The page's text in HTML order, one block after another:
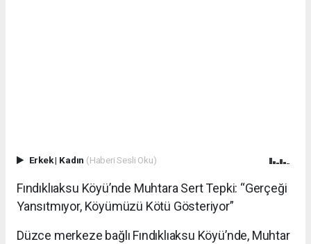
Erkek| Kadın (Haberi Sesli Oku)
Fındıklıaksu Köyü’nde Muhtara Sert Tepki: “Gerçeği
Yansıtmıyor, Köyümüzü Kötü Gösteriyor”
Düzce merkeze bağlı Fındıklıaksu Köyü’nde, Muhtar